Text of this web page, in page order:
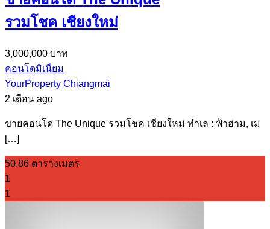
รวมโชค เชียงใหม่
3,000,000 บาท
คอนโดมิเนียม
YourProperty Chiangmai
2 เดือน ago
ขายคอนโด The Unique รวมโชค เชียงใหม่ ทำเล : ฟ้าฮ่าม, เม
[…]
50.86 ตารางเมตร
1
1